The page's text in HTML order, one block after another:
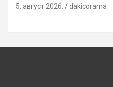
5. август 2026. dakicorama